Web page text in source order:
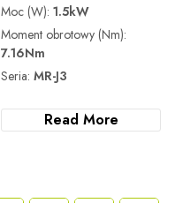
Moc (W):1.5kW
Moment obrotowy (Nm):
7.16Nm
Seria:MR-J3
Read More